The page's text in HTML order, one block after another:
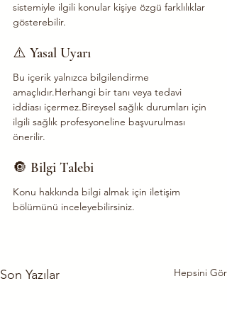
sistemiyle ilgili konular kişiye özgü farklılıklar
gösterebilir.
⚠️ Yasal Uyarı
Bu içerik yalnızca bilgilendirme
amaçlıdır.Herhangi bir tanı veya tedavi
iddiası içermez.Bireysel sağlık durumları için
ilgili sağlık profesyoneline başvurulması
önerilir.
🔘 Bilgi Talebi
Konu hakkında bilgi almak için iletişim
bölümünü inceleyebilirsiniz.
Son Yazılar Hepsini Gör